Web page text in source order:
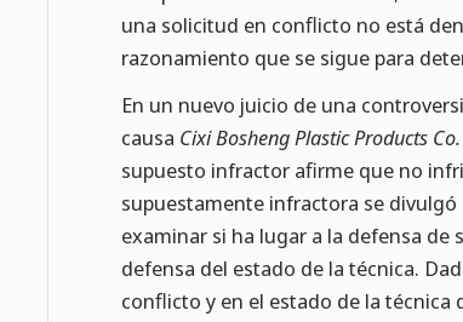
una solicitud en conflicto no está
razonamiento que se sigue para
En un nuevo juicio de una
causa Cixi Bosheng Plastic Products Co.
supuesto infractor afirme que no
supuestamente infractora se
examinar si ha lugar a la defensa
defensa del estado de la técnica.
conflicto y en el estado de la